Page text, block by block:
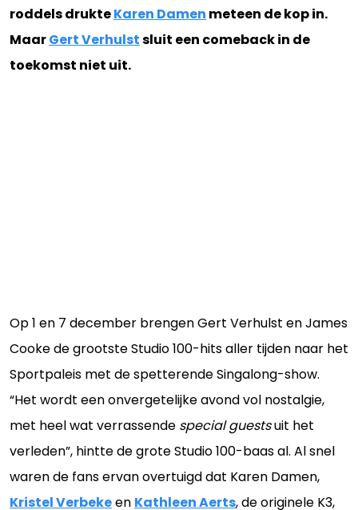
roddels drukteKaren Damen meteen de kop in.
MaarGert Verhulstsluit een comeback in de
toekomst niet uit.
Op 1 en 7 december brengen Gert Verhulst en James
Cooke de grootste Studio 100-hits aller tijden naar het
Sportpaleis met de spetterende Singalong-show.
“Het wordt een onvergetelijke avond vol nostalgie,
met heel wat verrassende special guestsuit het
verleden”, hintte de grote Studio 100-baas al. Al snel
waren de fans ervan overtuigd dat Karen Damen,
Kristel Verbekeen Kathleen Aerts, de originele K3,